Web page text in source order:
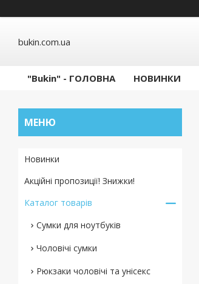
bukin.com.ua
"Bukin" - ГОЛОВНА НОВИНКИ
Новинки
Акційні пропозиції! Знижки!
Каталог товарів
Сумки для ноутбуків
Чоловічі сумки
Рюкзаки чоловічі та унісекс